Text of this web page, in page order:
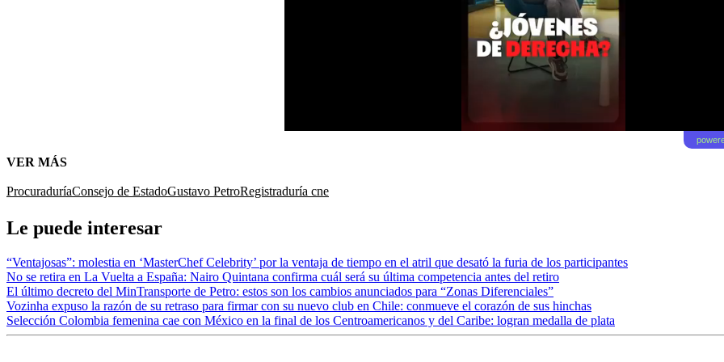
VER MÁS
ProcuraduríaConsejo de EstadoGustavo PetroRegistraduría cne
Le puede interesar
“Ventajosas”: molestia en ‘MasterChef Celebrity’ por la ventaja de tiempo en el atril que desató la furia de los participantes
No se retira en La Vuelta a España: Nairo Quintana confirma cuál será su última competencia antes del retiro
El último decreto del MinTransporte de Petro: estos son los cambios anunciados para “Zonas Diferenciales”
Vozinha expuso la razón de su retraso para firmar con su nuevo club en Chile: conmueve el corazón de sus hinchas
Selección Colombia femenina cae con México en la final de los Centroamericanos y del Caribe: logran medalla de plata